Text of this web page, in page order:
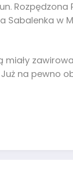
Sabalenka
miały
na pewno